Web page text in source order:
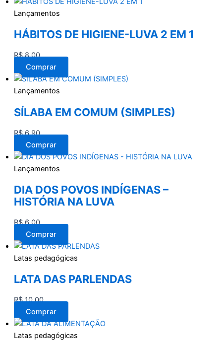
Lançamentos
HÁBITOS DE HIGIENE-LUVA 2 EM 1
R$8,00
Comprar
Lançamentos
SÍLABA EM COMUM (SIMPLES)
R$6,90
Comprar
Lançamentos
DIA DOS POVOS INDÍGENAS –
HISTÓRIA NA LUVA
R$6,00
Comprar
Latas pedagógicas
LATA DAS PARLENDAS
R$10,00
Comprar
Latas pedagógicas